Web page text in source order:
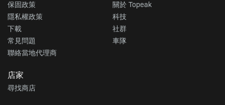
保固政策
隱私權政策
下載
常見問題
聯絡當地代理商
關於 Topeak
科技
社群
車隊
店家
尋找商店